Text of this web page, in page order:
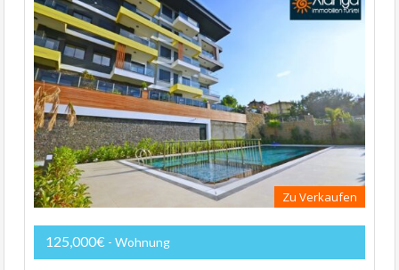
Zu Verkaufen
125,000€ - Wohnung